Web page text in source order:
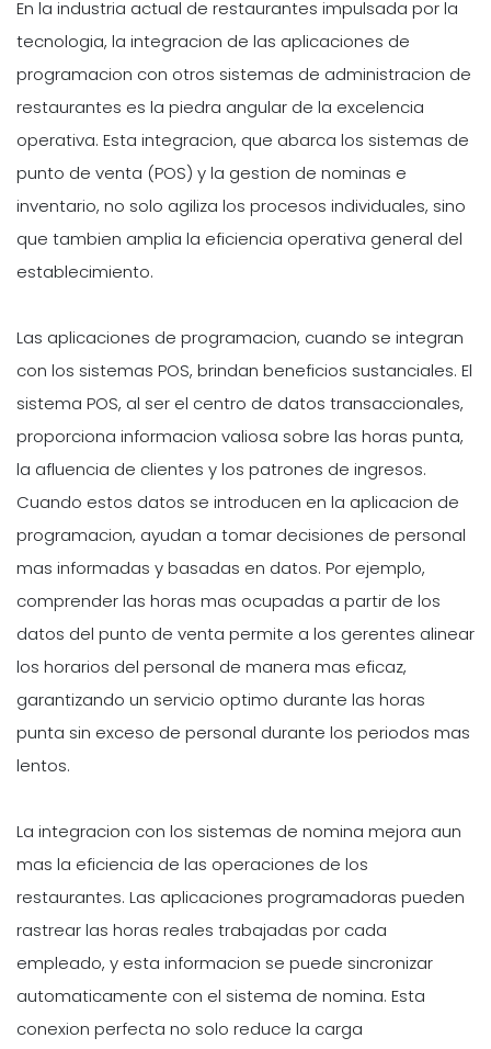
En la industria actual de restaurantes impulsada por la
tecnologia, la integracion de las aplicaciones de
programacion con otros sistemas de administracion de
restaurantes es la piedra angular de la excelencia
operativa. Esta integracion, que abarca los sistemas de
punto de venta (POS) y la gestion de nominas e
inventario, no solo agiliza los procesos individuales, sino
que tambien amplia la eficiencia operativa general del
establecimiento.
Las aplicaciones de programacion, cuando se integran
con los sistemas POS, brindan beneficios sustanciales. El
sistema POS, al ser el centro de datos transaccionales,
proporciona informacion valiosa sobre las horas punta,
la afluencia de clientes y los patrones de ingresos.
Cuando estos datos se introducen en la aplicacion de
programacion, ayudan a tomar decisiones de personal
mas informadas y basadas en datos. Por ejemplo,
comprender las horas mas ocupadas a partir de los
datos del punto de venta permite a los gerentes alinear
los horarios del personal de manera mas eficaz,
garantizando un servicio optimo durante las horas
punta sin exceso de personal durante los periodos mas
lentos.
La integracion con los sistemas de nomina mejora aun
mas la eficiencia de las operaciones de los
restaurantes. Las aplicaciones programadoras pueden
rastrear las horas reales trabajadas por cada
empleado, y esta informacion se puede sincronizar
automaticamente con el sistema de nomina. Esta
conexion perfecta no solo reduce la carga